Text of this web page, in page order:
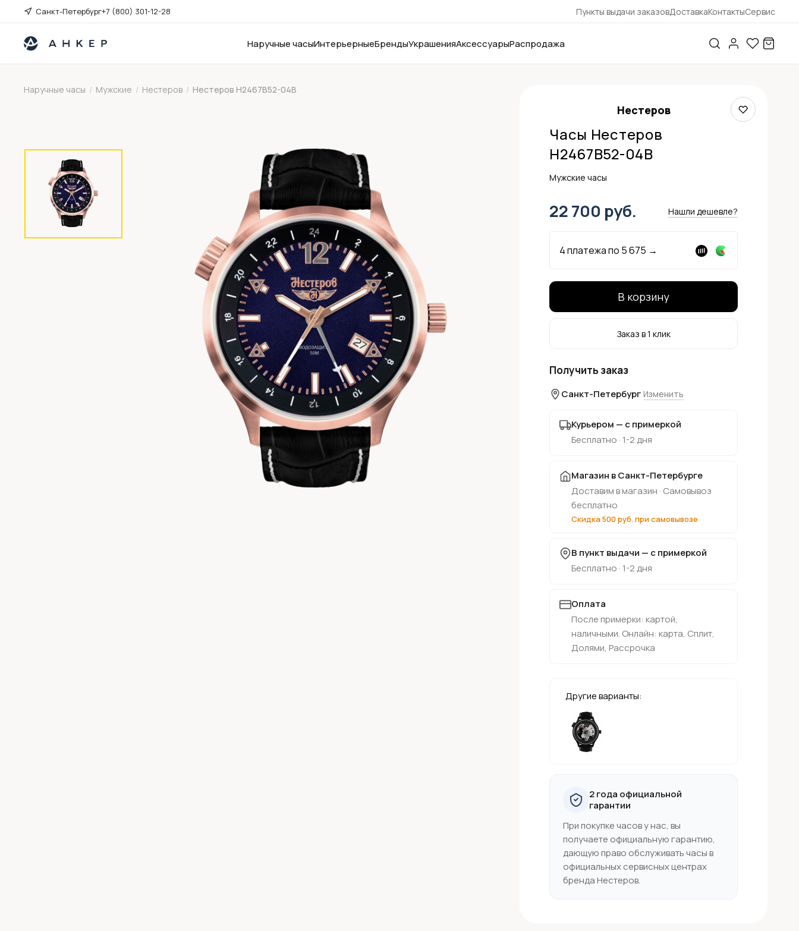
Санкт-Петербург+7 (800) 301-12-28 Пункты выдачи заказовДоставкаКонтактыСервис
Наручные часыИнтерьерныеБрендыУкрашенияАксессуарыРаспродажа
Наручные часы / Мужские / Нестеров / Нестеров H2467B52-04B
Нестеров
Часы Нестеров
H2467B52-04B
Мужские часы
22 700 руб. Нашли дешевле?
4 платежа по 5 675 →
В корзину
Заказ в 1 клик
Получить заказ
Санкт-Петербург Изменить
Курьером — с примеркой
Бесплатно · 1-2 дня
Магазин в Санкт-Петербурге
Доставим в магазин · Самовывоз
бесплатно
Скидка 500 руб. при самовывозе
В пункт выдачи — с примеркой
Бесплатно · 1-2 дня
Оплата
После примерки: картой,
наличными. Онлайн: карта, Сплит,
Долями, Рассрочка
Другие варианты:
2 года официальной
гарантии
При покупке часов у нас, вы
получаете официальную гарантию,
дающую право обслуживать часы в
официальных сервисных центрах
бренда Нестеров.